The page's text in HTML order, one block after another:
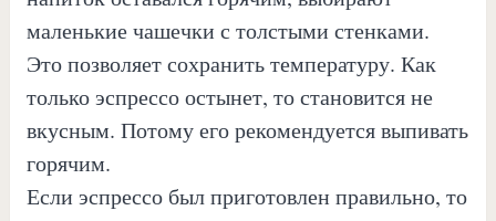
маленькие чашечки с толстыми стенками.
Это позволяет сохранить температуру. Как
только эспрессо остынет, то становится не
вкусным. Потому его рекомендуется выпивать
горячим.
Если эспрессо был приготовлен правильно, то